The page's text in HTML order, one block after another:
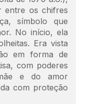
entre os chifres
símbolo que
No início, ela
Era vista
em forma de
com poderes
e do amor
com proteção